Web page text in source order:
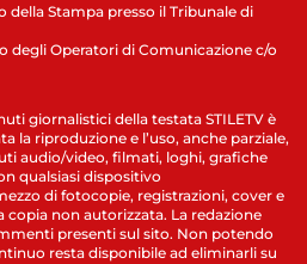
della Stampa presso il Tribunale di
degli Operatori di Comunicazione c/o
giornalistici della testata STILETV è
la riproduzione e l’uso, anche parziale,
audio/video, filmati, loghi, grafiche
qualsiasi dispositivo
di fotocopie, registrazioni, cover e
non autorizzata. La redazione
presenti sul sito. Non potendo
resta disponibile ad eliminarli su